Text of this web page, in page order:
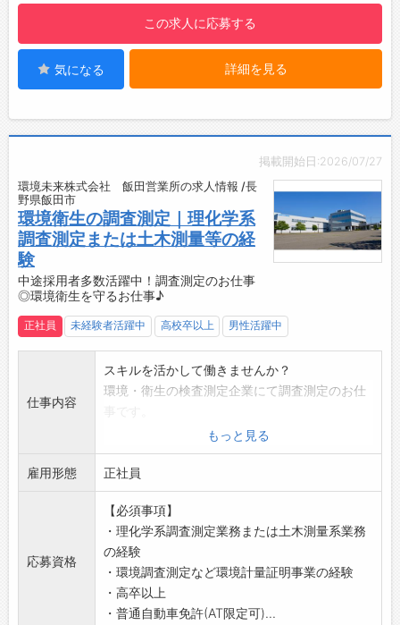
釣竿メーカーです。
釣竿は、設計開発〜完成品までを作る一貫生
産体制となっております。
釣竿、ゴルフシャフト共に好調な受注となっ
す。
【採用担当からのメッセージ】
働く仲間がやりがいを持ち、働きやすい職場に
していくために、『全社員研修の実施』、『改
善提案活動』、『より良い組織づくり』など会
皆さんの応募をお待ちしております。
・6名
・3ヶ月に1度、全国の営業マンが本社へ集まり
営業会議があります。
・8：20～17：20ですが直行直帰になる為、状
例）店舗が10時開店の為、9：30～18：30な
・長期休暇 GW（5/3〜5/7）、夏季（8/13〜
8/16）、年末年始（12/30〜1/4）
【ポイント】
◆若い世代が頑張っています！
若手社員は一つの作業⇒複数の作業を目指して
おり、入社5年を目安に現場のリーダーを目指
して育成しています。
◆子育て世代も仕事と育児の両立できる！安心
＊女性の育児休暇100%達成
＊男性の育児休業実績あり
ご本人の状況や保育園などへの送り迎えなど
も考慮して、4つの時間設定を設けて、柔軟な
制度の利用を行っております。
◆2022年12月『職場いきいきアドバンスカン
パニー・ワークライフバランスコース』に認証
されました！
◆工場見学は随時実施◎
この求人に応募する
気になる 詳細を見る
掲載開始日:2026/07/27
環境未来株式会社 飯田営業所の求人情報 /長
野県飯田市
環境衛生の調査測定｜理化学系
調査測定または土木測量等の経
験
中途採用者多数活躍中！調査測定のお仕事
◎環境衛生を守るお仕事♪
正社員 未経験者活躍中 高校卒以上 男性活躍中
仕事内容
スキルを活かして働きませんか？
環境・衛生の検査測定企業にて調査測定のお仕
■調査測定
・環境に関する検体採取、測定、性能試験
（大気、水質、土壌、臭気、騒音振動、ダイオ
キシン、アスベスト、ごみ質、作業環境等）
・顧客との日程調整などの連絡業務
・各種報告書の作成業務
・分析の補助業務（事務）など
※主な業務は、屋外での検体採取業務および調
査測定業務です。
もっと見る
雇用形態 正社員
応募資格
【必須事項】
・理化学系調査測定業務または土木測量系業務
の経験
・環境調査測定など環境計量証明事業の経験
・高卒以上
・普通自動車免許(AT限定可)...